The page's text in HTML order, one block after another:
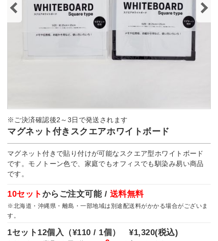
※ご決済確認後2～3日で発送されます
マグネット付きスクエアホワイトボード
マグネット付きで貼り付けが可能なスクエア型ホワイトボード
です。モノトーン色で、家庭でもオフィスでも馴染み易い商品
です。
10セット からご注文可能 / 送料無料
※北海道・沖縄県・離島・一部地域は別途配送料がかかる場合がございま
す。
1セット12個入（¥110 / 1個）¥1,320(税込)